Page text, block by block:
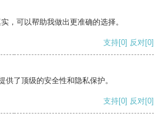
，可以帮助我做出更准确的选择。
支持[0] 反对[0]
供了顶级的安全性和隐私保护。
支持[0] 反对[0]